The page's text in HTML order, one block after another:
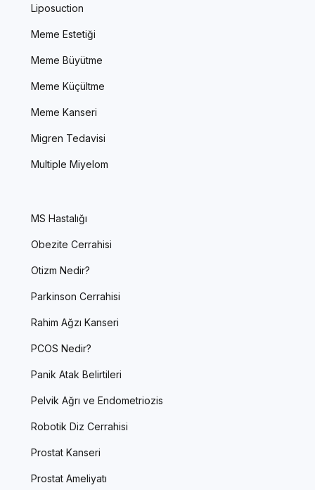
Liposuction
Meme Estetiği
Meme Büyütme
Meme Küçültme
Meme Kanseri
Migren Tedavisi
Multiple Miyelom
MS Hastalığı
Obezite Cerrahisi
Otizm Nedir?
Parkinson Cerrahisi
Rahim Ağzı Kanseri
PCOS Nedir?
Panik Atak Belirtileri
Pelvik Ağrı ve Endometriozis
Robotik Diz Cerrahisi
Prostat Kanseri
Prostat Ameliyatı